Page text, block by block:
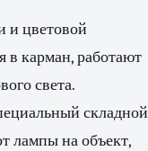
и цветовой
карман, работают
света.
складной
лампы на объект,